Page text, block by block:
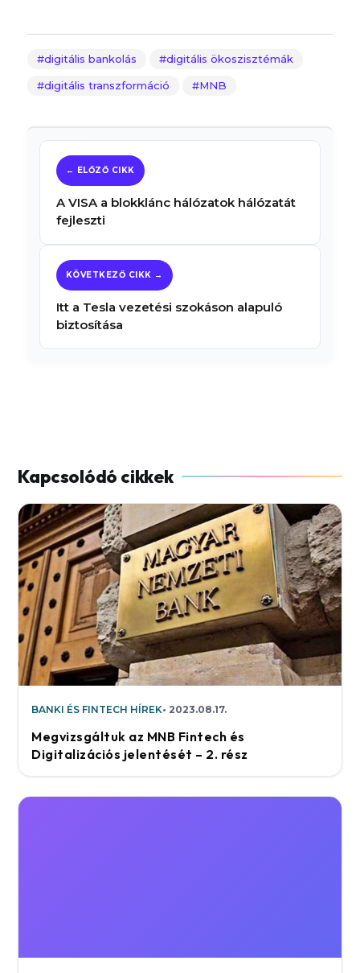
digitális bankolás digitális ökoszisztémák
digitális transzformáció MNB
A VISA a blokklánc hálózatok hálózatát
fejleszti
Itt a Tesla vezetési szokáson alapuló
biztosítása
BANKI ÉS FINTECH HÍREK 2023.08.17.
Megvizsgáltuk az MNB Fintech és
Digitalizációs jelentését – 2. rész